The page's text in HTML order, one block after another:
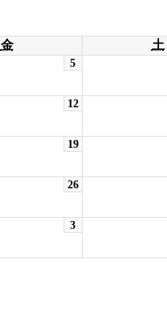
金 土
5
12
19
26
3